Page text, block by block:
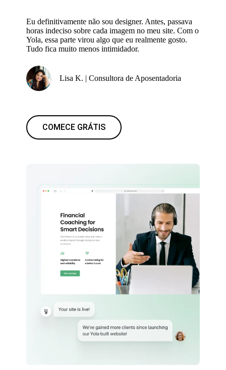
Eu definitivamente não sou designer. Antes, passava
horas indeciso sobre cada imagem no meu site. Com o
Yola, essa parte virou algo que eu realmente gosto.
Tudo fica muito menos intimidador.
Lisa K. | Consultora de Aposentadoria
COMECE GRÁTIS